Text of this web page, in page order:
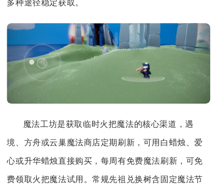
多种途径稳定获取。
魔法工坊是获取临时火把魔法的核心渠道，遇
境、方舟或云巢魔法商店定期刷新，可用白蜡烛、爱
心或升华蜡烛直接购买，每周有免费魔法刷新，可免
费领取火把魔法试用。常规先祖兑换树含固定魔法节